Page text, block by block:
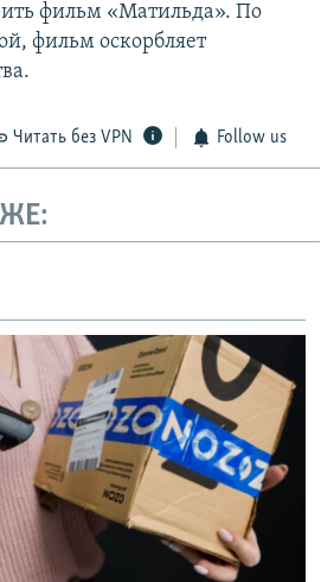
фильм «Матильда». По
фильм оскорбляет
Читать без VPN Follow us